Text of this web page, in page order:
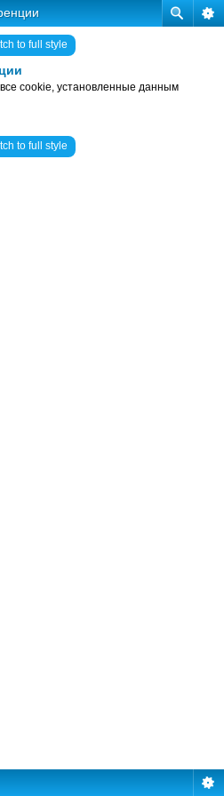
to full style
cookie, установленные данным
to full style